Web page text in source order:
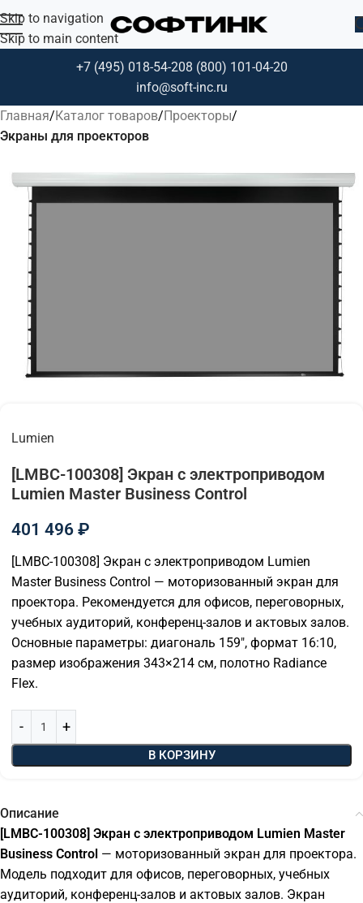
Skip to navigation
Skip to main content
+7 (495) 018-54-208 (800) 101-04-20
info@soft-inc.ru
Главная Каталог товаров Проекторы
Экраны для проекторов
Lumien
[LMBC-100308] Экран с электроприводом
Lumien Master Business Control
401 496 ₽
[LMBC-100308] Экран с электроприводом Lumien
Master Business Control — моторизованный экран для
проектора. Рекомендуется для офисов, переговорных,
учебных аудиторий, конференц-залов и актовых залов.
Основные параметры: диагональ 159″, формат 16:10,
размер изображения 343×214 см, полотно Radiance
Flex.
В КОРЗИНУ
Описание
[LMBC-100308] Экран с электроприводом Lumien Master
Business Control — моторизованный экран для проектора.
Модель подходит для офисов, переговорных, учебных
аудиторий, конференц-залов и актовых залов. Экран